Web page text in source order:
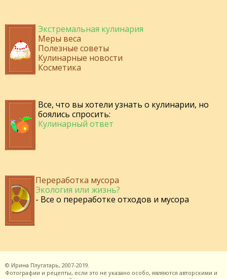
Экстремальная кулинария
Меры веса
Полезные советы
Кулинарные новости
Косметика
Все, что вы хотели узнать о кулинарии, но
боялись спросить:
Кулинарный ответ
Переработка мусора
Экология или жизнь?
- Все о переработке отходов и мусора
© Ирина Плугатарь, 2007-2019.
Фотографии и рецепты, если это не указано особо, являются авторскими и